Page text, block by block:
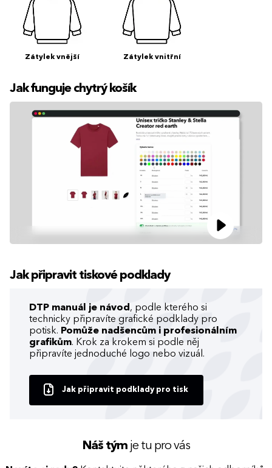
Zátylek vnější Zátylek vnitřní
Jak funguje chytrý košík
Jak připravit tiskové podklady
DTP manuál je návod , podle kterého si
technicky připravíte grafické podklady pro
potisk. Pomůže nadšencům i profesionálním
grafikům. Krok za krokem si podle něj
připravíte jednoduché logo nebo vizuál.
Jak připravit podklady pro tisk
Náš týmje tu pro vás